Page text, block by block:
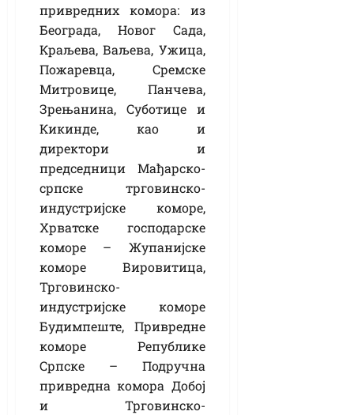
привредних комора: из
Београда, Новог Сада,
Краљева, Ваљева, Ужица,
Пожаревца, Сремске
Митровице, Панчева,
Зрењанина, Суботице и
Кикинде, као и
директори и
председници Мађарско-
српске трговинско-
индустријске коморе,
Хрватске господарске
коморе – Жупанијске
коморе Вировитица,
Трговинско-
индустријске коморе
Будимпеште, Привредне
коморе Републике
Српске – Подручна
привредна комора Добој
и Трговинско-